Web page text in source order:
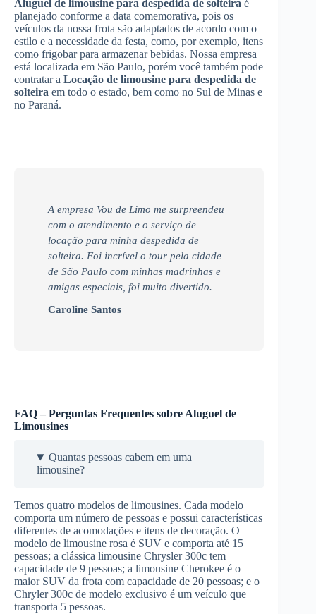
Aluguel de limousine para despedida de solteira é
planejado conforme a data comemorativa, pois os
veículos da nossa frota são adaptados de acordo com o
estilo e a necessidade da festa, como, por exemplo, itens
como frigobar para armazenar bebidas. Nossa empresa
está localizada em São Paulo, porém você também pode
contratar a Locação de limousine para despedida de
solteira em todo o estado, bem como no Sul de Minas e
no Paraná.
A empresa Vou de Limo me surpreendeu
com o atendimento e o serviço de
locação para minha despedida de
solteira. Foi incrível o tour pela cidade
de São Paulo com minhas madrinhas e
amigas especiais, foi muito divertido.
Caroline Santos
FAQ – Perguntas Frequentes sobre Aluguel de
Limousines
Quantas pessoas cabem em uma
limousine?
Temos quatro modelos de limousines. Cada modelo
comporta um número de pessoas e possui características
diferentes de acomodações e itens de decoração. O
modelo de limousine rosa é SUV e comporta até 15
pessoas; a clássica limousine Chrysler 300c tem
capacidade de 9 pessoas; a limousine Cherokee é o
maior SUV da frota com capacidade de 20 pessoas; e o
Chryler 300c de modelo exclusivo é um veículo que
transporta 5 pessoas.